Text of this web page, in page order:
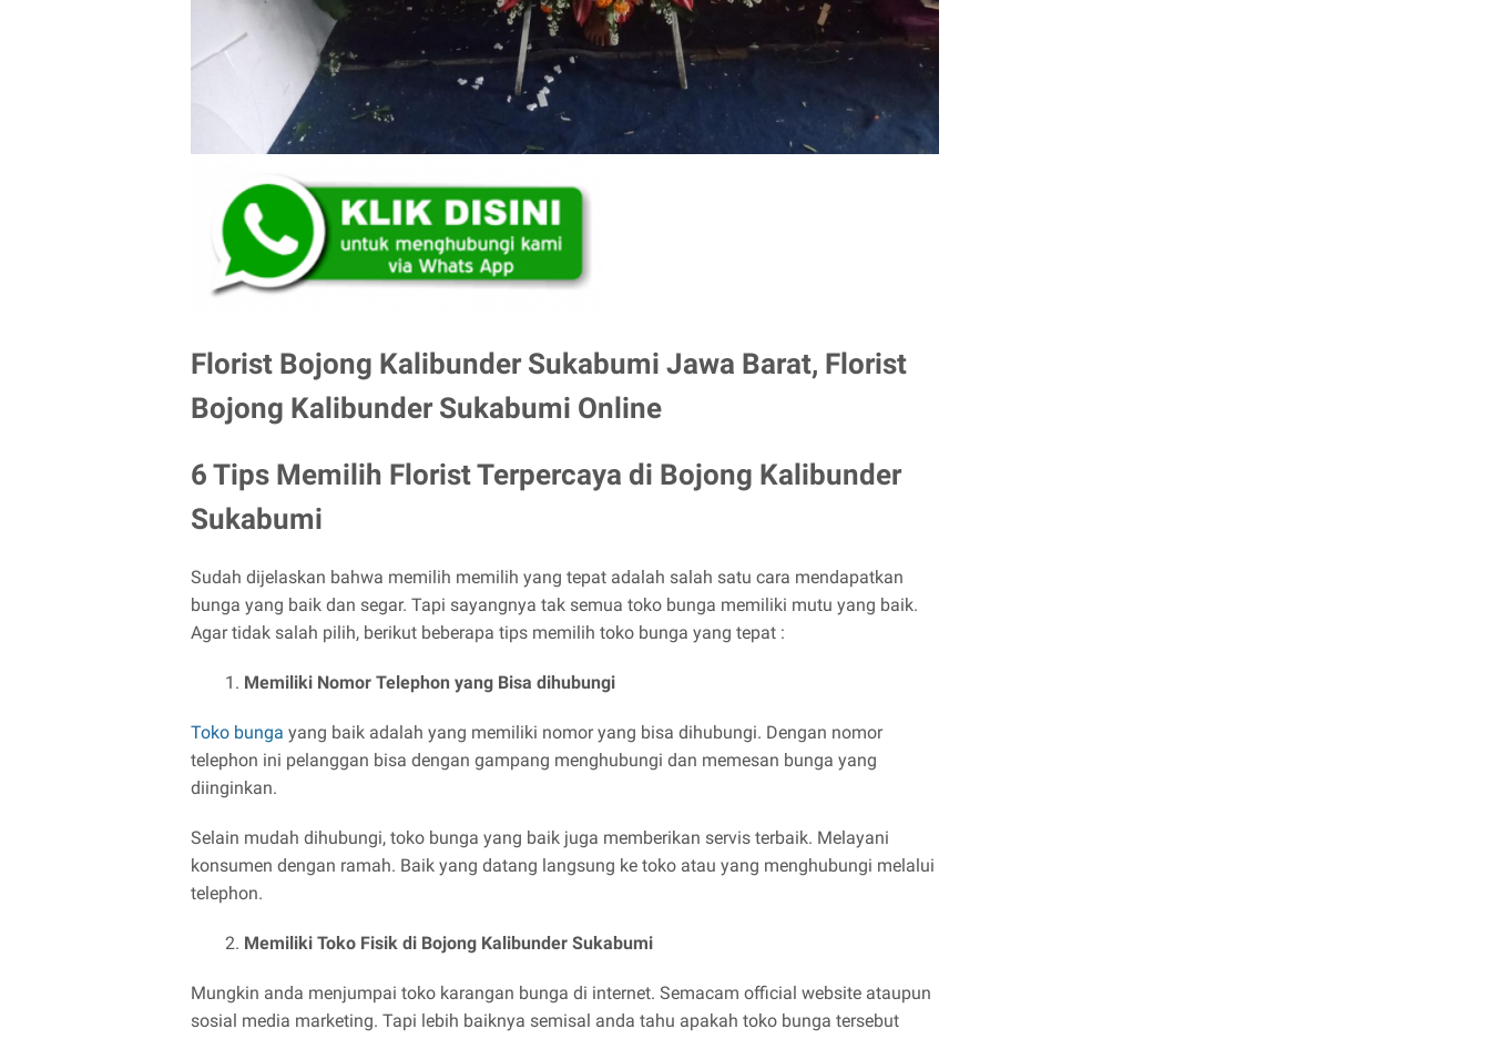
Florist Bojong Kalibunder Sukabumi Jawa Barat, Florist
Bojong Kalibunder Sukabumi Online
6 Tips Memilih Florist Terpercaya di Bojong Kalibunder
Sukabumi
Sudah dijelaskan bahwa memilih memilih yang tepat adalah salah satu cara mendapatkan
bunga yang baik dan segar. Tapi sayangnya tak semua toko bunga memiliki mutu yang baik.
Agar tidak salah pilih, berikut beberapa tips memilih toko bunga yang tepat :
Memiliki Nomor Telephon yang Bisa dihubungi
Toko bunga yang baik adalah yang memiliki nomor yang bisa dihubungi. Dengan nomor
telephon ini pelanggan bisa dengan gampang menghubungi dan memesan bunga yang
diinginkan.
Selain mudah dihubungi, toko bunga yang baik juga memberikan servis terbaik. Melayani
konsumen dengan ramah. Baik yang datang langsung ke toko atau yang menghubungi melalui
telephon.
Memiliki Toko Fisik di Bojong Kalibunder Sukabumi
Mungkin anda menjumpai toko karangan bunga di internet. Semacam official website ataupun
sosial media marketing. Tapi lebih baiknya semisal anda tahu apakah toko bunga tersebut